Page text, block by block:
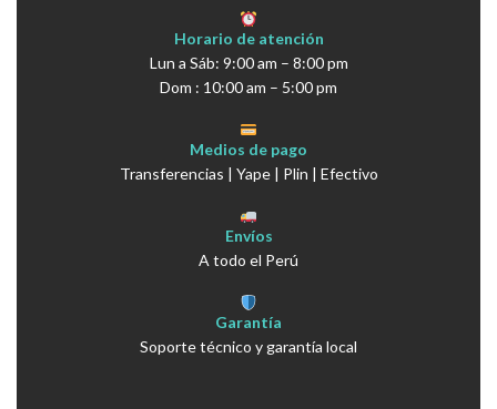
Horario de atención
Lun a Sáb: 9:00 am – 8:00 pm
Dom : 10:00 am – 5:00 pm
Medios de pago
Transferencias | Yape | Plin | Efectivo
Envíos
A todo el Perú
Garantía
Soporte técnico y garantía local